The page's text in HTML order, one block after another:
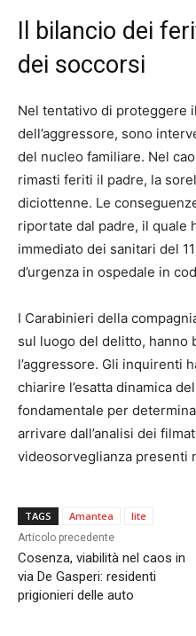
Il bilancio dei
dei soccorsi
Nel tentativo di proteggere
dell’aggressore, sono
del nucleo familiare. Nel
rimasti feriti il padre, la
diciottenne. Le
riportate dal padre, il quale
immediato dei sanitari del
d’urgenza in ospedale in
I Carabinieri della
sul luogo del delitto, hanno
l’aggressore. Gli inquirenti
chiarire l’esatta dinamica
fondamentale per
arrivare dall’analisi dei
videosorveglianza presenti
TAGS Amantea lite
Articolo precedente
Cosenza, viabilità nel caos in
via De Gasperi: residenti
prigionieri delle auto